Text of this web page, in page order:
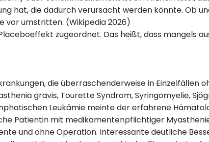
hat, die dadurch verursacht werden könnte. Ob
vor umstritten. (Wikipedia 2026)
zugeordnet. Das heißt, dass mangels
die überraschenderweise in Einzelfällen
gravis, Tourette Syndrom, Syringomyelie,
Leukämie meinte der erfahrene
Patientin mit medikamentenpflichtiger
und ohne Operation. Interessante deutliche